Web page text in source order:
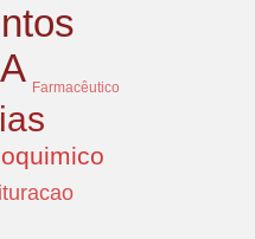
Farmacêutico